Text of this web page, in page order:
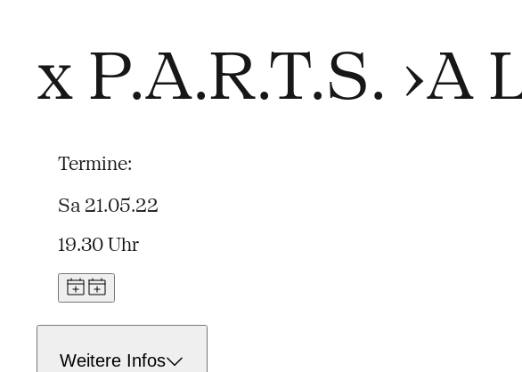
x P.A.R.T.S. ›A
Termine:
Sa 21.05.22
19.30 Uhr
Weitere Infos